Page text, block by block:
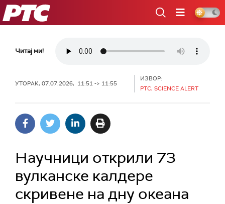
РТС
Читај ми!
УТОРАК, 07.07.2026, 11:51 -> 11:55
ИЗВОР:
РТС, SCIENCE ALERT
Научници открили 73
вулканске калдере
скривене на дну океана